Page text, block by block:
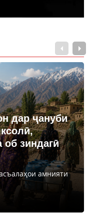
дар ҷануби
об зиндагӣ
амнияти